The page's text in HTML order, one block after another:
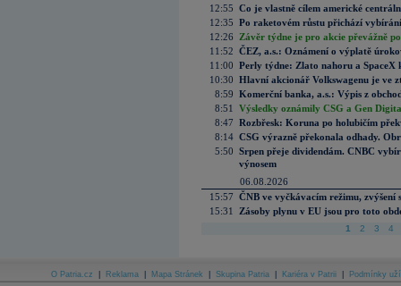
12:55 Co je vlastně cílem americké
12:35 Po raketovém růstu přichází
12:26
Závěr týdne je pro akcie převážně
11:52 ČEZ, a.s.: Oznámení o výplatě
11:00 Perly týdne: Zlato nahoru a SpaceX
10:30 Hlavní akcionář Volkswagenu je ve
8:59 Komerční banka, a.s.: Výpis z
8:51
Výsledky oznámily CSG a Gen
8:47 Rozbřesk: Koruna po holubičím
8:14 CSG výrazně překonala odhady.
5:50 Srpen přeje dividendám. CNBC
výnosem
06.08.2026
15:57 ČNB ve vyčkávacím režimu, zvýšení
15:31
Zásoby plynu v EU jsou pro toto
1 2 3 4
O Patria.cz Reklama Mapa Stránek Skupina Patria Kariéra v Patrii Podmínky